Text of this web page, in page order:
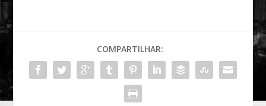
COMPARTILHAR: